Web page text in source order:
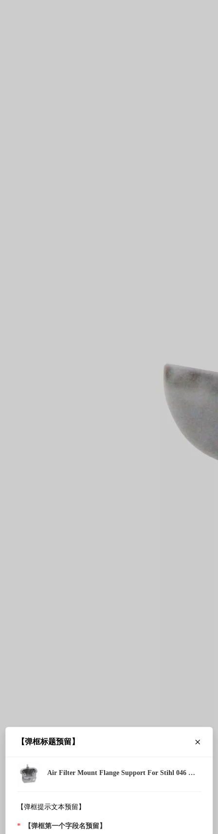
【弹框标题预留】
Air Filter Mount Flange Support For Stihl 046 MS460 MS461 Chainsaw OEM 1128 120 2202
【弹框提示文本预留】
* 【弹框第一个字段名预留】